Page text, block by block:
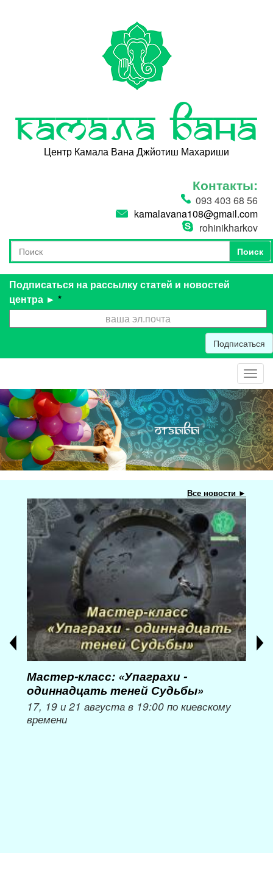
Камала Вана
Центр Камала Вана Джйотиш Махариши
Контакты:
093 403 68 56
kamalavana108@gmail.com
rohinikharkov
Форма поиска
Поиск
Поиск
Подписаться на рассылку статей и новостей
центра ► *
Подписаться
Все новости ►
Мастер-класс: «Упаграхи -
одиннадцать теней Судьбы»
17, 19 и 21 августа в 19:00 по киевскому
времени